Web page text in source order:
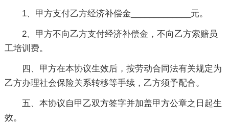
1、甲方支付乙方经济补偿金_____________元。
2、甲方不向乙方支付经济补偿金，不向乙方索赔员
工培训费。
四、甲方在本协议生效后，按劳动合同法有关规定为
乙方办理社会保险关系转移等手续，乙方须予配合。
五、本协议自甲乙双方签字并加盖甲方公章之日起生
效。